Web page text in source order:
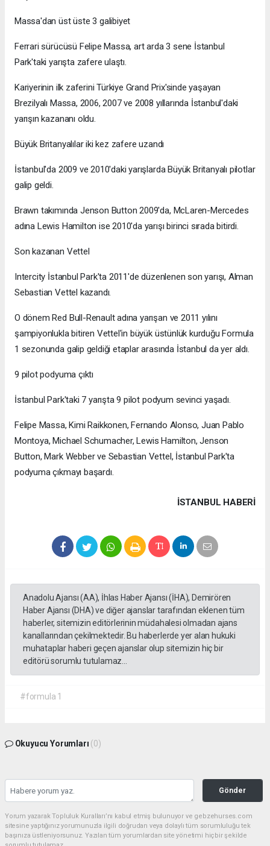
Massa'dan üst üste 3 galibiyet
Ferrari sürücüsü Felipe Massa, art arda 3 sene İstanbul
Park'taki yarışta zafere ulaştı.
Kariyerinin ilk zaferini Türkiye Grand Prix'sinde yaşayan
Brezilyalı Massa, 2006, 2007 ve 2008 yıllarında İstanbul'daki
yarışın kazananı oldu.
Büyük Britanyalılar iki kez zafere uzandı
İstanbul'da 2009 ve 2010'daki yarışlarda Büyük Britanyalı pilotlar
galip geldi.
Brawn takımında Jenson Button 2009'da, McLaren-Mercedes
adına Lewis Hamilton ise 2010'da yarışı birinci sırada bitirdi.
Son kazanan Vettel
Intercity İstanbul Park'ta 2011'de düzenlenen son yarışı, Alman
Sebastian Vettel kazandı.
O dönem Red Bull-Renault adına yarışan ve 2011 yılını
şampiyonlukla bitiren Vettel'in büyük üstünlük kurduğu Formula
1 sezonunda galip geldiği etaplar arasında İstanbul da yer aldı.
9 pilot podyuma çıktı
İstanbul Park'taki 7 yarışta 9 pilot podyum sevinci yaşadı.
Felipe Massa, Kimi Raikkonen, Fernando Alonso, Juan Pablo
Montoya, Michael Schumacher, Lewis Hamilton, Jenson
Button, Mark Webber ve Sebastian Vettel, İstanbul Park'ta
podyuma çıkmayı başardı.
İSTANBUL HABERİ
Anadolu Ajansı (AA), İhlas Haber Ajansı (İHA), Demirören
Haber Ajansı (DHA) ve diğer ajanslar tarafından eklenen tüm
haberler, sitemizin editörlerinin müdahalesi olmadan ajans
kanallarından çekilmektedir. Bu haberlerde yer alan hukuki
muhataplar haberi geçen ajanslar olup sitemizin hiç bir
editörü sorumlu tutulamaz...
#formula 1
Okuyucu Yorumları (0)
Gönder
Yorum yazarak Topluluk Kuralları’nı kabul etmiş bulunuyor ve gebzehurses.com
sitesine yaptığınız yorumunuzla ilgili doğrudan veya dolaylı tüm sorumluluğu tek
başınıza üstleniyorsunuz. Yazılan tüm yorumlardan site yönetimi hiçbir şekilde